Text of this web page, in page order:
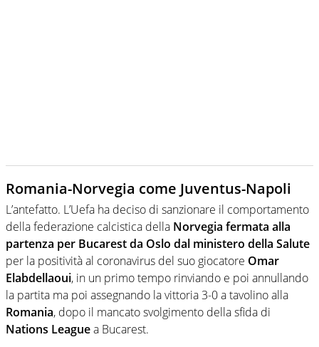
Romania-Norvegia come Juventus-Napoli
L’antefatto. L’Uefa ha deciso di sanzionare il comportamento
della federazione calcistica della Norvegia fermata alla
partenza per Bucarest da Oslo dal ministero della Salute
per la positività al coronavirus del suo giocatore Omar
Elabdellaoui, in un primo tempo rinviando e poi annullando
la partita ma poi assegnando la vittoria 3-0 a tavolino alla
Romania, dopo il mancato svolgimento della sfida di
Nations Leaguea Bucarest.